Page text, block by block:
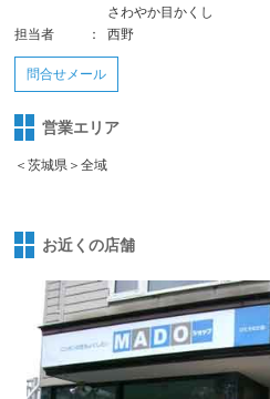
さわやか目かくし
担当者
： 西野
問合せメール
営業エリア
＜茨城県＞全域
お近くの店舗